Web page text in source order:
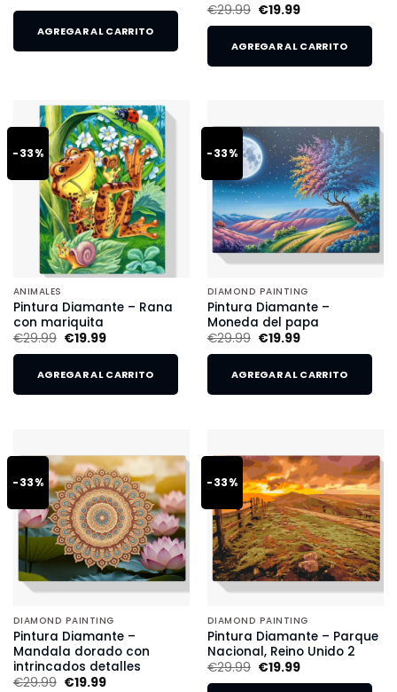
AGREGAR AL CARRITO
€29.99 €19.99
AGREGAR AL CARRITO
-33%
ANIMALES
Pintura Diamante – Rana
con mariquita
€29.99 €19.99
AGREGAR AL CARRITO
-33%
DIAMOND PAINTING
Pintura Diamante –
Moneda del papa
€29.99 €19.99
AGREGAR AL CARRITO
-33%
DIAMOND PAINTING
Pintura Diamante –
Mandala dorado con
intrincados detalles
€29.99 €19.99
-33%
DIAMOND PAINTING
Pintura Diamante – Parque
Nacional, Reino Unido 2
€29.99 €19.99